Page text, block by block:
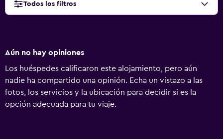
Todos los filtros
Aún no hay opiniones
Los huéspedes calificaron este alojamiento, pero aún
nadie ha compartido una opinión. Echa un vistazo a las
fotos, los servicios y la ubicación para decidir si es la
opción adecuada para tu viaje.